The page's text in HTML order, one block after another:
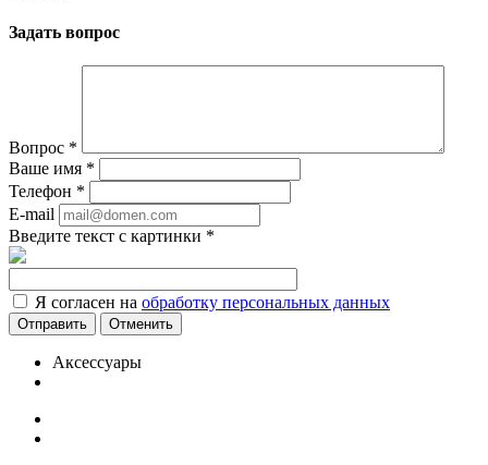
Задать вопрос
Вопрос *
Ваше имя *
Телефон *
E-mail
Введите текст с картинки *
Я согласен на обработку персональных данных
Отменить
Аксессуары